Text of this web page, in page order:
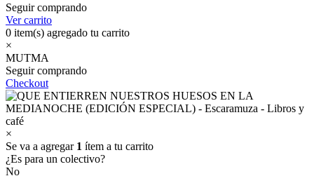
Seguir comprando
Ver carrito
0 item(s) agregado tu carrito
×
MUTMA
Seguir comprando
Checkout
×
Se va a agregar 1 ítem a tu carrito
¿Es para un colectivo?
No